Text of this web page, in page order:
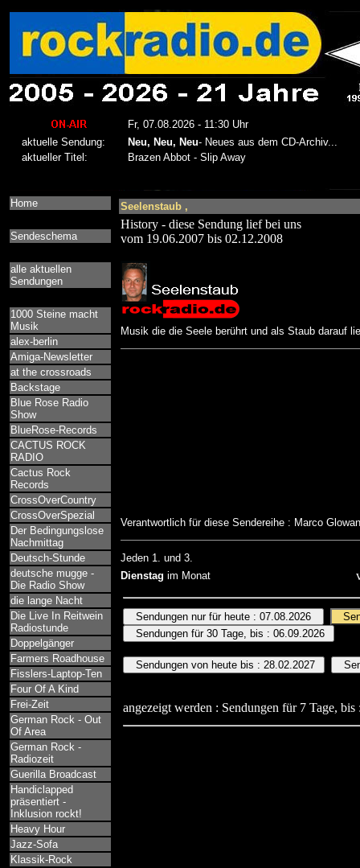
Home
Sendeschema
alle aktuellen
Sendungen
1000 Steine macht
Musik
alex-berlin
Amiga-Newsletter
at the crossroads
Backstage
Blue Rose Radio
Show
BlueRose-Records
CACTUS ROCK
RADIO
Cactus Rock
Records
CrossOverCountry
CrossOverSpezial
Der Bedingungslose
Nachmittag
Deutsch-Stunde
deutsche mugge -
Die Radio Show
die lange Nacht
Die Live In Reitwein
Radiostunde
Doppelgänger
Farmers Roadhouse
Fisslers-Laptop-Ten
Four Of A Kind
Frei-Zeit
German Rock - Out
Of Area
German Rock -
Radiozeit
Guerilla Broadcast
Handiclapped
präsentiert -
Inklusion rockt!
Heavy Hour
Jazz-Sofa
Klassik-Rock
Seelenstaub ,
History - diese Sendung lief bei uns
vom 19.06.2007 bis 02.12.2008
Musik die die Seele berührt und als Staub darauf
Verantwortlich für diese Sendereihe : Marco
Jeden 1. und 3.
Dienstag im Monat
angezeigt werden : Sendungen für 7 Tage, bis